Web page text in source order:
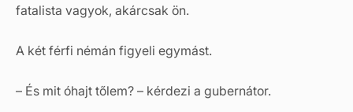
fatalista vagyok, akárcsak ön.
A két férfi némán figyeli egymást.
– És mit óhajt tőlem? – kérdezi a gubernátor.